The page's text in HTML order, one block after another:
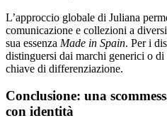
L’approccio globale di Juliana
comunicazione e collezioni a
sua essenza Made in Spain. Per i
distinguersi dai marchi generici o
chiave di differenziazione.
Conclusione: una
con identità